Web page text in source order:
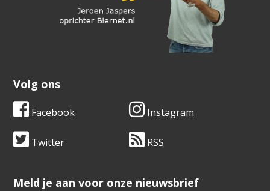
Volg ons
Facebook Instagram
Twitter RSS
​​​​​​​Meld je aan voor onze nieuwsbrief